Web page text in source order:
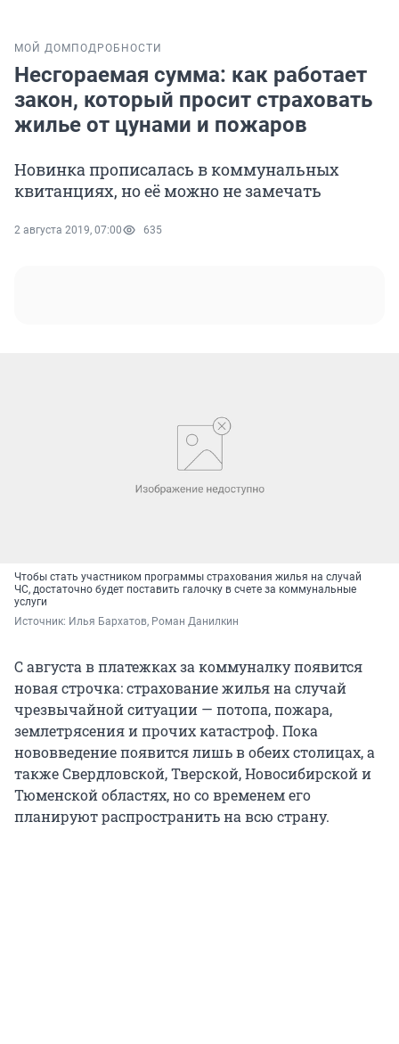
МОЙ ДОМ ПОДРОБНОСТИ
Несгораемая сумма: как работает
закон, который просит страховать
жилье от цунами и пожаров
Новинка прописалась в коммунальных
квитанциях, но её можно не замечать
2 августа 2019, 07:00 635
Чтобы стать участником программы страхования жилья на случай
ЧС, достаточно будет поставить галочку в счете за коммунальные
услуги
Источник: Илья Бархатов, Роман Данилкин
С августа в платежках за коммуналку появится
новая строчка: страхование жилья на случай
чрезвычайной ситуации — потопа, пожара,
землетрясения и прочих катастроф. Пока
нововведение появится лишь в обеих столицах, а
также Свердловской, Тверской, Новосибирской и
Тюменской областях, но со временем его
планируют распространить на всю страну.